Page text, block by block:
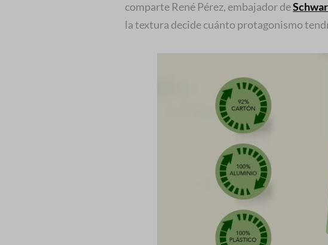
comparte René Pérez, embajador de
la textura decide cuánto protagonismo